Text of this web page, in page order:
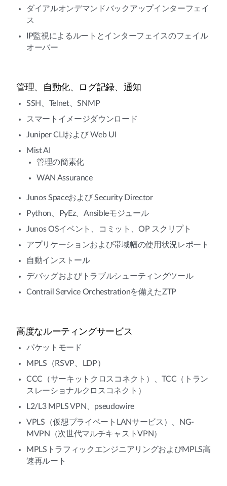
ダイアルオンデマンドバックアップインターフェイ
ス
IP監視によるルートとインターフェイスのフェイル
オーバー
管理、自動化、ログ記録、通知
SSH、Telnet、SNMP
スマートイメージダウンロード
Juniper CLIおよび Web UI
Mist AI
管理の簡素化
WAN Assurance
Junos Spaceおよび Security Director
Python、PyEz、Ansibleモジュール
Junos OSイベント、コミット、OP スクリプト
アプリケーションおよび帯域幅の使用状況レポート
自動インストール
デバッグおよびトラブルシューティングツール
Contrail Service Orchestrationを備えたZTP
高度なルーティングサービス
パケットモード
MPLS（RSVP、LDP）
CCC（サーキットクロスコネクト）、TCC（トラン
スレーショナルクロスコネクト）
L2/L3 MPLS VPN、pseudowire
VPLS（仮想プライベートLANサービス）、NG-
MVPN（次世代マルチキャストVPN）
MPLSトラフィックエンジニアリングおよびMPLS高
速再ルート